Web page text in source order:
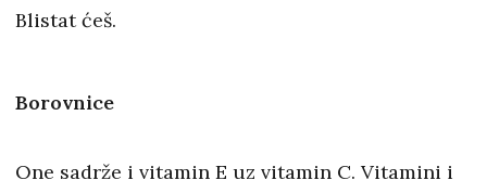
Blistat ćeš.
Borovnice
One sadrže i vitamin E uz vitamin C. Vitamini i